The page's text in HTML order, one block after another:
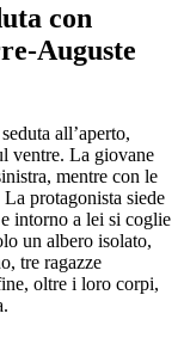
con
Auguste
all’aperto,
ventre. La giovane
mentre con le
protagonista siede
intorno a lei si coglie
un albero isolato,
tre ragazze
oltre i loro corpi,